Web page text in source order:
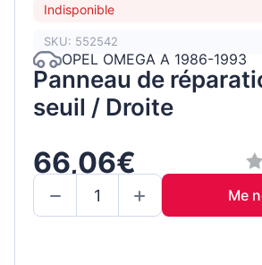
Indisponible
SKU: 552542
OPEL OMEGA A 1986-1993
Panneau de
seuil / Droite
66,06€
Me